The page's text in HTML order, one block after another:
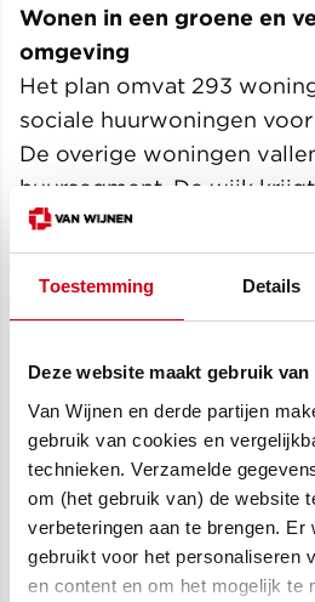
Toestemming Details
Deze website maakt gebruik van
Van Wijnen en derde partijen
gebruik van cookies en
technieken. Verzamelde
om (het gebruik van) de website
verbeteringen aan te brengen. Er
gebruikt voor het personaliseren
en content en om het mogelijk te
Wonen in een groene en
omgeving
Het plan omvat 293
sociale huurwoningen
De overige woningen
huursegment. De wijk
binnenhoven, actieve
waterberging en
het gebied komt een
en fietsen.
De nieuwe woningen
bestaande woningen van
de kantoorpanden.
samenhangend geheel dat
prettige leefomgeving. “
van deze (sociale)
we weer een mooi steentje